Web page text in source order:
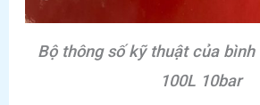
Bộ thông số kỹ thuật của
100L 10bar